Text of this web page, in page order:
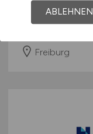
Freiburg
ABLEHNEN